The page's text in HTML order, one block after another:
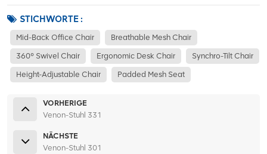
STICHWORTE :
Mid-Back Office Chair Breathable Mesh Chair
360° Swivel Chair Ergonomic Desk Chair Synchro-Tilt Chair
Height-Adjustable Chair Padded Mesh Seat
VORHERIGE
Venon-Stuhl 331
NÄCHSTE
Venon-Stuhl 301